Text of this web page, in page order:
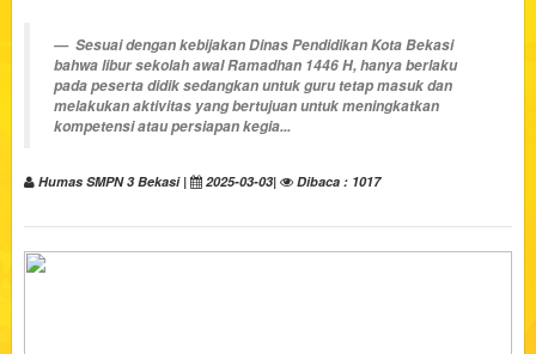
Sesuai dengan kebijakan Dinas Pendidikan Kota Bekasi
bahwa libur sekolah awal Ramadhan 1446 H, hanya berlaku
pada peserta didik sedangkan untuk guru tetap masuk dan
melakukan aktivitas yang bertujuan untuk meningkatkan
kompetensi atau persiapan kegia...
Humas SMPN 3 Bekasi | 2025-03-03| Dibaca : 1017